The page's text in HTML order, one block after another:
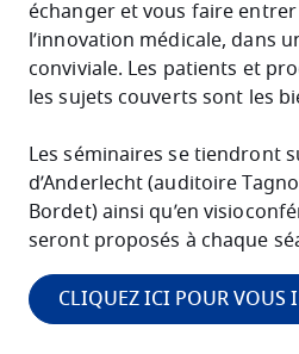
échanger et vous faire
l’innovation médicale, dans
conviviale. Les patients et
les sujets couverts sont les
Les séminaires se tiendront
d’Anderlecht (auditoire
Bordet) ainsi qu’en
seront proposés à chaque
CLIQUEZ ICI POUR VOUS